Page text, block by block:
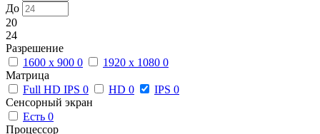
До
20
24
Разрешение
1600 x 900 0 1920 x 1080 0
Матрица
Full HD IPS 0 HD 0 IPS 0
Сенсорный экран
Есть 0
Процессор